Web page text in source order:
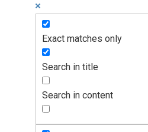
Exact matches only
Search in title
Search in content